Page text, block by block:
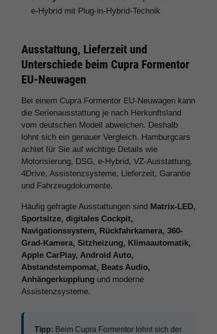
e-Hybrid mit Plug-in-Hybrid-Technik
Ausstattung, Lieferzeit und
Unterschiede beim Cupra Formentor
EU-Neuwagen
Bei einem Cupra Formentor EU-Neuwagen kann
die Serienausstattung je nach Herkunftsland
vom deutschen Modell abweichen. Deshalb
lohnt sich ein genauer Vergleich. Hamburgcars
achtet für Sie auf wichtige Details wie
Motorisierung, DSG, e-Hybrid, VZ-Ausstattung,
4Drive, Assistenzsysteme, Lieferzeit, Garantie
und Fahrzeugdokumente.
Häufig gefragte Ausstattungen sind Matrix-LED,
Sportsitze, digitales Cockpit,
Navigationssystem, Rückfahrkamera, 360-
Grad-Kamera, Sitzheizung, Klimaautomatik,
Apple CarPlay, Android Auto,
Abstandstempomat, Beats Audio,
Anhängerkupplung und moderne
Assistenzsysteme.
Tipp: Beim Cupra Formentor lohnt sich der